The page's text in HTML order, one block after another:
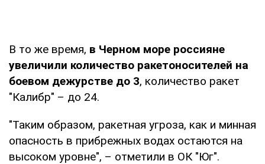
В то же время, в Черном море россияне
увеличили количество ракетоносителей на
боевом дежурстве до 3, количество ракет
"Калибр" – до 24.
"Таким образом, ракетная угроза, как и минная
опасность в прибрежных водах остаются на
высоком уровне", – отметили в ОК "Юг".